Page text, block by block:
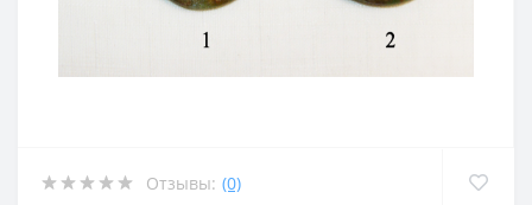
Отзывы: (0)